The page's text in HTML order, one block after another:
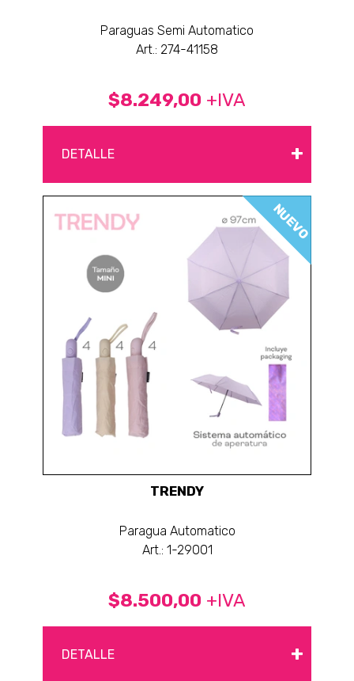
Paraguas Semi Automatico
Art.: 274-41158
$8.249,00 +IVA
DETALLE +
NUEVO
TRENDY
Paragua Automatico
Art.: 1-29001
$8.500,00 +IVA
DETALLE +